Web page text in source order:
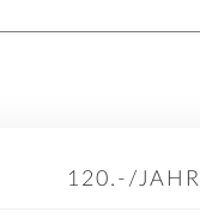
120.-/JAHR